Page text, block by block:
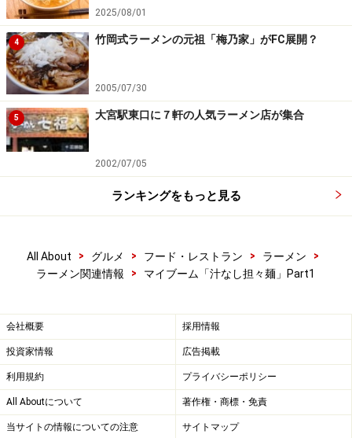
2025/08/01
4 竹岡式ラーメンの元祖「梅乃家」がFC展開？
2005/07/30
5 大宮駅東口に７軒の人気ラーメン店が集合
2002/07/05
ランキングをもっと見る
All About > グルメ > フード・レストラン > ラーメン
>
ラーメン関連情報
> マイブーム「汁なし担々麺」Part1
会社概要 採用情報
投資家情報 広告掲載
利用規約 プライバシーポリシー
All Aboutについて 著作権・商標・免責
当サイトの情報についての注意 サイトマップ